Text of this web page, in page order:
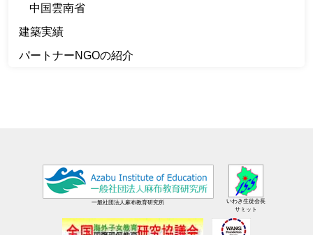
中国雲南省
建築実績
パートナーNGOの紹介
一般社団法人麻布教育研究所
いわき生徒会長
サミット